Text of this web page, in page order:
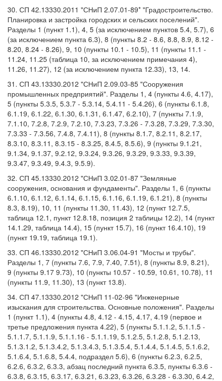
30. СП 42.13330.2011 "СНиП 2.07.01-89* "Градостроительство.
Планировка и застройка городских и сельских поселений".
Разделы 1 (пункт 1.1), 4, 5 (за исключением пунктов 5.4, 5.7), 6
(за исключением пункта 6.3), 8 (пункты 8.2 - 8.6, 8.8, 8.9, 8.12 -
8.20, 8.24 - 8.26), 9, 10 (пункты 10.1 - 10.5), 11 (пункты 11.1 -
11.24, 11.25 (таблица 10, за исключением примечания 4),
11.26, 11.27), 12 (за исключением пункта 12.33), 13, 14.
31. СП 43.13330.2012 "СНиП 2.09.03-85 "Сооружения
промышленных предприятий". Разделы 1, 4 (пункты 4.6, 4.17),
5 (пункты 5.3.5, 5.3.7 - 5.3.14, 5.4.11 - 5.4.26), 6 (пункты 6.1.8,
6.1.19, 6.1.22, 6.1.30, 6.1.31, 6.1.47, 6.2.10), 7 (пункты 7.1.9,
7.1.10, 7.2.8, 7.2.9, 7.2.10, 7.3.23, 7.3.26 - 7.3.28, 7.3.29, 7.3.30,
7.3.33 - 7.3.56, 7.4.8, 7.4.11), 8 (пункты 8.1.7, 8.2.11, 8.2.17,
8.3.10, 8.3.11, 8.3.15 - 8.3.25, 8.4.5, 8.5.6), 9 (пункты 9.1.21,
9.1.34, 9.1.37, 9.2.12, 9.3.24, 9.3.26, 9.3.29, 9.3.33, 9.3.39,
9.3.47, 9.3.49, 9.4.3, 9.5.9).
32. СП 45.13330.2012 "СНиП 3.02.01-87 "Земляные
сооружения, основания и фундаменты". Разделы 1, 6 (пункты
6.1.10, 6.1.12, 6.1.14, 6.1.15, 6.1.16, 6.1.19, 6.1.21), 8 (пункты
8.3, 8.19), 10, 11 (пункты 11.30, 11.43), 12 (пункт 12.7.5,
таблица 12.1, пункт 12.8.18, позиция 2 таблицы 12.2), 14 (пункт
14.1.29, таблица 14.4), 15 (пункт 15.7), 16 (пункт 16.4.10), 19
(пункт 19.19, таблица 19.1).
33. СП 46.13330.2012 "СНиП 3.06.04-91 "Мосты и трубы".
Разделы 1, 7 (пункты 7.6, 7.9, 7.40, 7.51), 8 (пункты 8.9, 8.21),
9 (пункты 9.17 9.73), 10 (пункты 10.57 - 10.59, 10.61, 10.78), 11
(пункты 11.9, 11.30), 13 (пункт 13.8).
34. СП 47.13330.2012 "СНиП 11-02-96 "Инженерные
изыскания для строительства. Основные положения". Разделы
1 (пункт 1.1), 4 (пункты 4.8, 4.12 - 4.15, 4.17, 4.19 (первое и
третье предложения пункта 4.22), 5 (пункты 5.1.1.2, 5.1.1.5 -
5.1.1.7, 5.1.1.9, 5.1.1.16 - 5.1.1.19, 5.1.2.5, 5.1.2.8, 5.1.2.13,
5.1.3.1.2, 5.1.3.4.2, 5.1.3.4.3, 5.1.3.5.4, 5.1.4.4, 5.1.4.5, 5.1.6.2,
5.1.6.4, 5.1.6.8, 5.4.4, подраздел 5.6), 6 (пункты 6.2.3, 6.2.5,
6.2.6, 6.3.2, 6.3.3, абзац последний пункта 6.3.5, пункты 6.3.6 -
6.3.8, 6.3.15, 6.3.17, 6.3.21, 6.3.23, 6.3.26, 6.3.28 - 6.3.30, 6.4.2,